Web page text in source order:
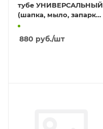
тубе УНИВЕРСАЛЬНЫЙ
(шапка, мыло, запарка,
мочалка)
880 руб./шт